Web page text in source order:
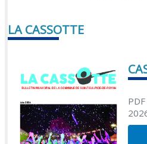
LA CASSOTTE
PDF